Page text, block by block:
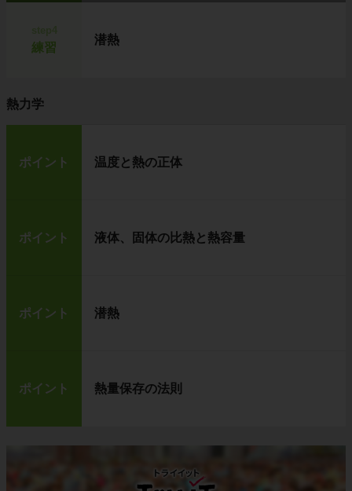
練習
潜熱
熱力学
ポイント 温度と熱の正体
ポイント 液体、固体の比熱と熱容量
ポイント 潜熱
ポイント 熱量保存の法則